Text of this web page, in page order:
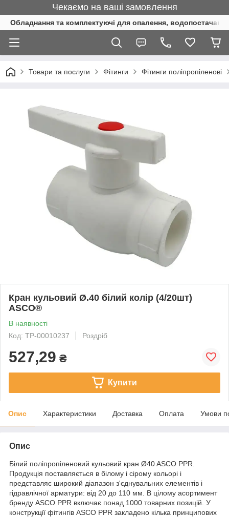
Чекаємо на ваші замовлення
Обладнання та комплектуючі для опалення, водопостачання
Товари та послуги Фітинги Фітинги поліпропіленові
Кран кульовий Ø.40 білий колір (4/20шт)
ASCO®
В наявності
Код: ТР-00010237
Роздріб
527,29 ₴
Купити
Опис Характеристики Доставка Оплата Умови
Опис
Білий поліпропіленовий кульовий кран Ø40 ASCO PPR.
Продукція поставляється в білому і сірому кольорі і
представляє широкий діапазон з'єднувальних елементів і
гідравлічної арматури: від 20 до 110 мм. В цілому асортимент
бренду ASCO PPR включає понад 1000 товарних позицій. У
конструкції фітингів ASCO PPR закладено кілька принципових